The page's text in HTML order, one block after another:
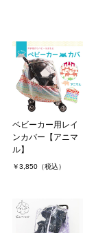
ベビーカー用レイ
ンカバー【アニマ
ル】
￥3,850（税込）